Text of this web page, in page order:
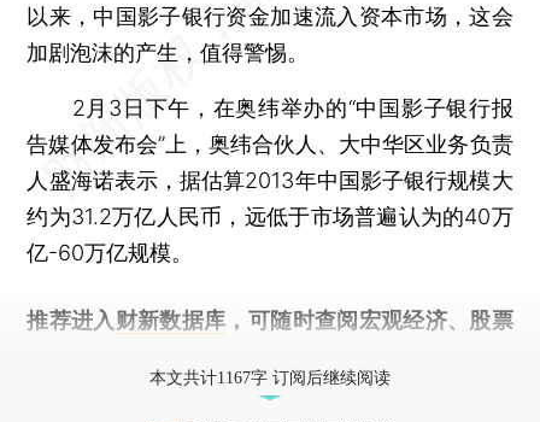
以来，中国影子银行资金加速流入资本市场，这会
加剧泡沫的产生，值得警惕。
2月3日下午，在奥纬举办的“中国影子银行报
告媒体发布会”上，奥纬合伙人、大中华区业务负责
人盛海诺表示，据估算2013年中国影子银行规模大
约为31.2万亿人民币，远低于市场普遍认为的40万
亿-60万亿规模。
推荐进入 财新数据库 ，可随时查阅宏观经济、股票
本文共计1167字 订阅后继续阅读